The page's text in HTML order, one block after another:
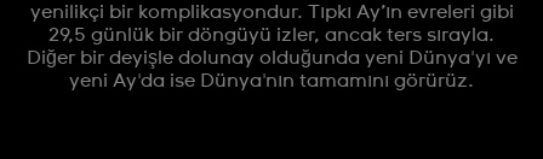
yenilikçi bir komplikasyondur. Tıpkı Ay’ın evreleri gibi
29,5 günlük bir döngüyü izler, ancak ters sırayla.
Diğer bir deyişle dolunay olduğunda yeni Dünya'yı ve
yeni Ay'da ise Dünya'nın tamamını görürüz.